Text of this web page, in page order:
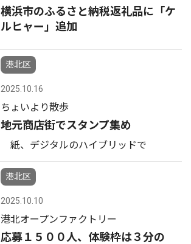
横浜市のふるさと納税返礼品に「ケ
ルヒャー」追加
港北区
2025.10.16
ちょいより散歩
地元商店街でスタンプ集め
紙、デジタルのハイブリッドで
港北区
2025.10.10
港北オープンファクトリー
応募１５００人、体験枠は３分の